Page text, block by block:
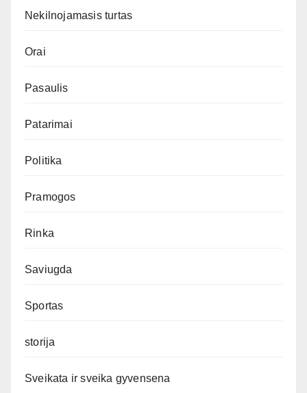
Nekilnojamasis turtas
Orai
Pasaulis
Patarimai
Politika
Pramogos
Rinka
Saviugda
Sportas
storija
Sveikata ir sveika gyvensena